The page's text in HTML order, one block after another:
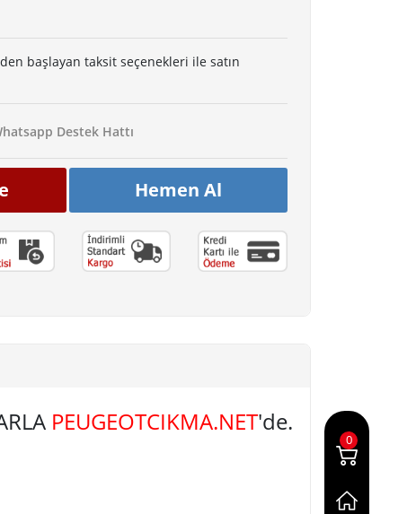
başlayan taksit seçenekleri ile satın
Destek Hattı
Hemen Al
PEUGEOTCIKMA.NET'de.
0